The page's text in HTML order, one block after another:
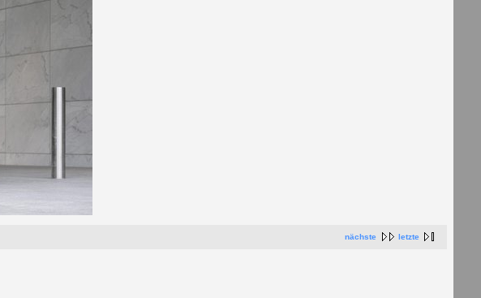
nächste letzte